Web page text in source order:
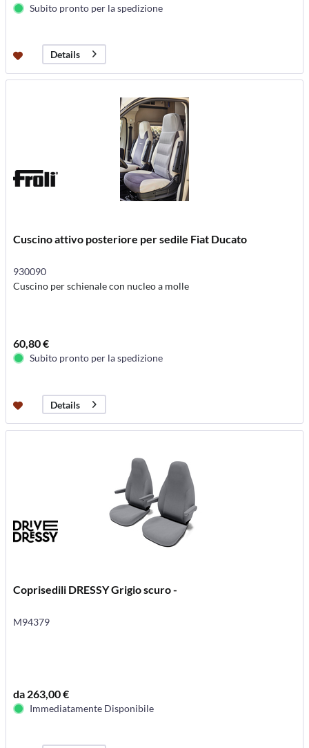
Subito pronto per la spedizione
Details
Cuscino attivo posteriore per sedile Fiat Ducato
930090
Cuscino per schienale con nucleo a molle
60,80 €
Subito pronto per la spedizione
Details
Coprisedili DRESSY Grigio scuro -
M94379
da 263,00 €
Immediatamente Disponibile